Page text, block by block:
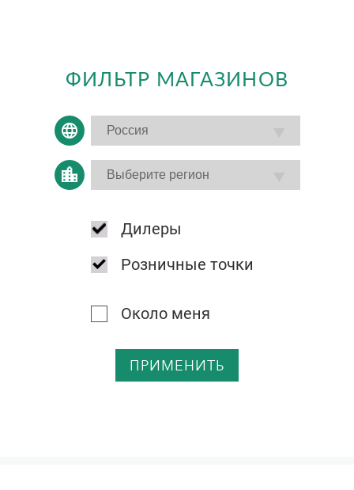
ФИЛЬТР МАГАЗИНОВ
Дилеры
Розничные точки
Около меня
ПРИМЕНИТЬ